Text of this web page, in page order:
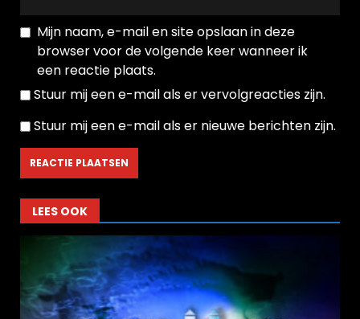
Mijn naam, e-mail en site opslaan in deze
browser voor de volgende keer wanneer ik
een reactie plaats.
Stuur mij een e-mail als er vervolgreacties zijn.
Stuur mij een e-mail als er nieuwe berichten zijn.
LEES OOK